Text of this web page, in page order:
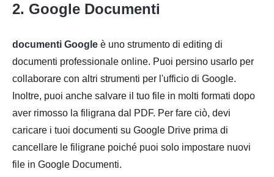
Passaggio
2. Google Documenti
documenti Google è uno strumento di editing di
documenti professionale online. Puoi persino usarlo per
collaborare con altri strumenti per l'ufficio di Google.
Inoltre, puoi anche salvare il tuo file in molti formati dopo
aver rimosso la filigrana dal PDF. Per fare ciò, devi
caricare i tuoi documenti su Google Drive prima di
cancellare le filigrane poiché puoi solo impostare nuovi
file in Google Documenti.